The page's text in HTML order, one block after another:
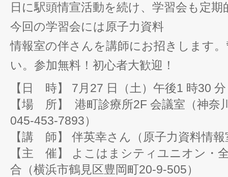
日に駅頭情宣活動を続け、学習会も定
今回の学習会には原子力資料
情報室の伴さんを講師にお招きします
い。参加無料！初心者大歓迎！
【日 時】 7月27 日（土）午後1 時30
【場 所】 港町診療所2F 会議室（神奈
045-453-7893）
【講 師】 伴英幸さん（原子力資料情
【主 催】 よこはまシティユニオン・
合（横浜市鶴見区豊岡町20-9-505）